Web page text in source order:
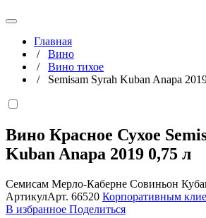
Главная
/ Вино
/ Вино тихое
/ Semisam Syrah Kuban Anapa
Вино Красное Сухое
Kuban Anapa 2019 0,75 л
Семисам Мерло-Каберне Совиньон
АртикулАрт. 66520 Корпоративным
В избранное Поделиться